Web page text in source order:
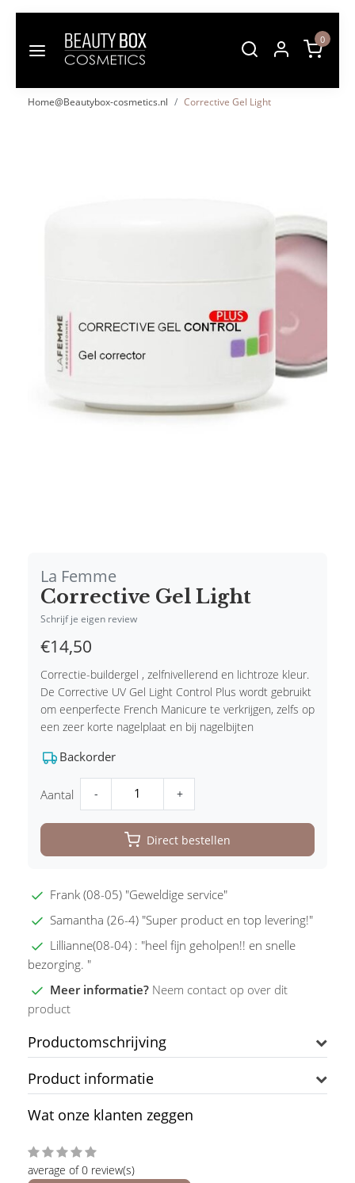
0
Home@Beautybox-cosmetics.nl Corrective Gel Light
La Femme
Corrective Gel Light
Schrijf je eigen review
€14,50
Correctie-buildergel , zelfnivellerend en lichtroze kleur.
De Corrective UV Gel Light Control Plus wordt gebruikt
om eenperfecte French Manicure te verkrijgen, zelfs op
een zeer korte nagelplaat en bij nagelbijten
Backorder
Aantal - +
Direct bestellen
Frank (08-05) "Geweldige service"
Samantha (26-4) "Super product en top levering!"
Lillianne(08-04) : "heel fijn geholpen!! en snelle
bezorging. "
Meer informatie? Neem contact op over dit
product
Productomschrijving
Product informatie
Wat onze klanten zeggen
average of 0 review(s)